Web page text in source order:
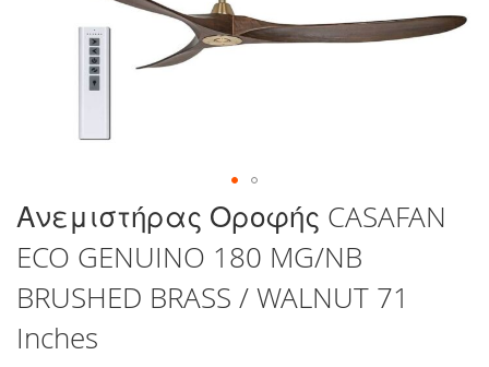
Μετάβαση
στην
αρχή
της
συλλογής
εικόνων
Ανεμιστήρας Οροφής CASAFAN
ECO GENUINO 180 MG/NB
BRUSHED BRASS / WALNUT 71
Inches